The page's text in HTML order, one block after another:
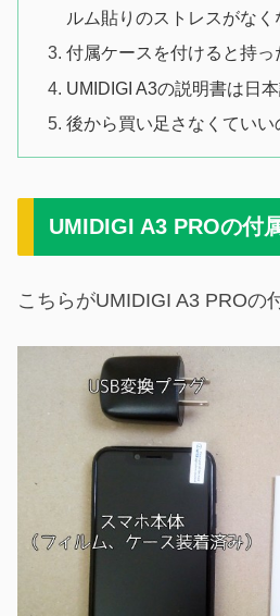
ルム貼りのストレスがなく
付属ケースを付けると持
UMIDIGI A3の説明書は日
後から買い足さなくていい
UMIDIGI A3 PROの付
こちらがUMIDIGI A3 PROの